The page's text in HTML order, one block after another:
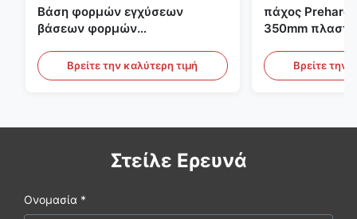
Βάση φορμών εγχύσεων
βάσεων φορμών
PET
Βρείτε την καλύτερη τιμή
πάχος
350mm
Βρείτε την
Στείλε Ερευνά
Ονομασία *